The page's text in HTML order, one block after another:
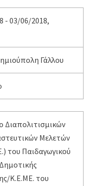
- 03/06/2018,
Γάλλου
Διαπολιτισμικών
Μελετών
του Παιδαγωγικού
K.E.ME. του